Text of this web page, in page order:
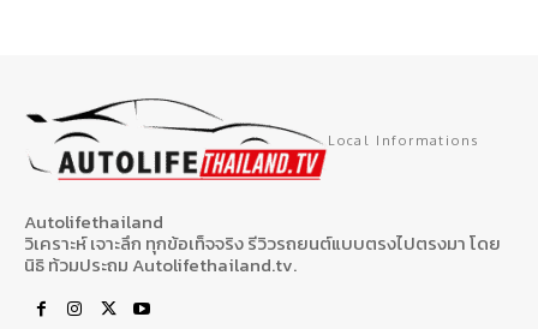
Local Informations
Autolifethailand
วิเคราะห์ เจาะลึก ทุกข้อเท็จจริง รีวิวรถยนต์แบบตรงไปตรงมา โดย
นิธิ ท้วมประถม Autolifethailand.tv.